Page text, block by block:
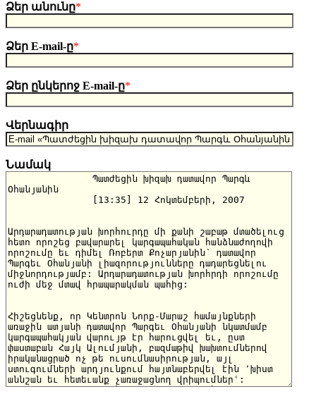
Ձեր անունը*
Ձեր E-mail-ը*
Ձեր ընկերոջ E-mail-ը*
Վերնագիր
Նամակ